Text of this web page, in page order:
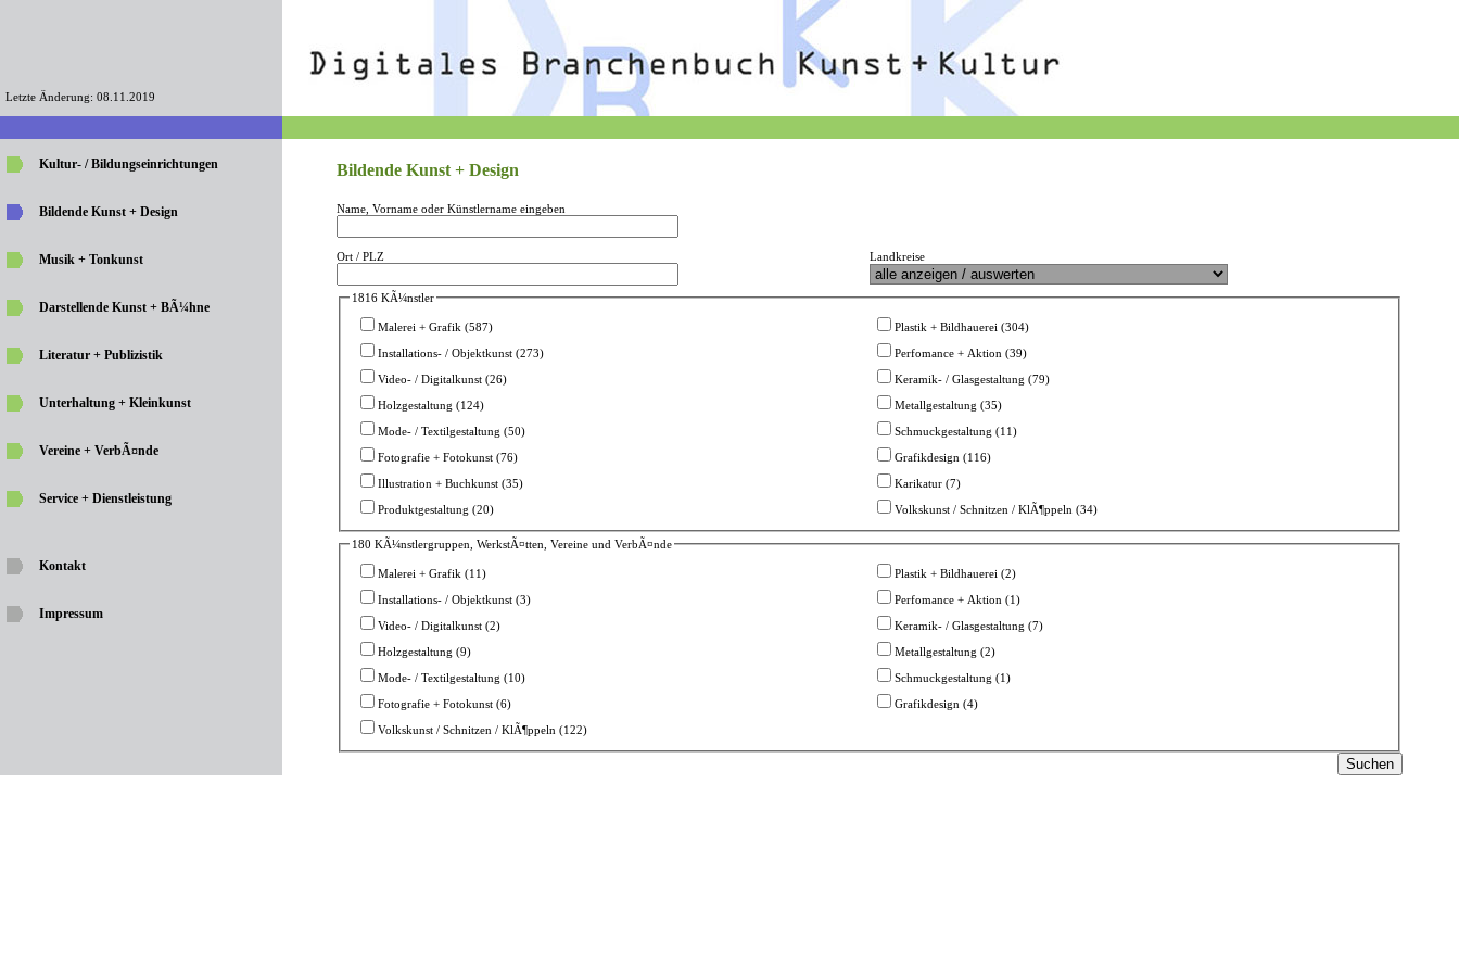
Letzte Änderung: 08.11.2019
Kultur- / Bildungseinrichtungen
Bildende Kunst + Design
Musik + Tonkunst
Darstellende Kunst + BÃ¼hne
Literatur + Publizistik
Unterhaltung + Kleinkunst
Vereine + VerbÃ¤nde
Service + Dienstleistung
Kontakt
Impressum
Bildende Kunst + Design
Name, Vorname oder Künstlername eingeben
Ort / PLZ Landkreise
1816 KÃ¼nstler
Malerei + Grafik (587)
Plastik + Bildhauerei (304)
Installations- / Objektkunst (273)
Perfomance + Aktion (39)
Video- / Digitalkunst (26)
Keramik- / Glasgestaltung (79)
Holzgestaltung (124)
Metallgestaltung (35)
Mode- / Textilgestaltung (50)
Schmuckgestaltung (11)
Fotografie + Fotokunst (76)
Grafikdesign (116)
Illustration + Buchkunst (35)
Karikatur (7)
Produktgestaltung (20)
Volkskunst / Schnitzen / KlÃ¶ppeln (34)
180 KÃ¼nstlergruppen, WerkstÃ¤tten, Vereine und VerbÃ¤nde
Malerei + Grafik (11)
Plastik + Bildhauerei (2)
Installations- / Objektkunst (3)
Perfomance + Aktion (1)
Video- / Digitalkunst (2)
Keramik- / Glasgestaltung (7)
Holzgestaltung (9)
Metallgestaltung (2)
Mode- / Textilgestaltung (10)
Schmuckgestaltung (1)
Fotografie + Fotokunst (6)
Grafikdesign (4)
Volkskunst / Schnitzen / KlÃ¶ppeln (122)